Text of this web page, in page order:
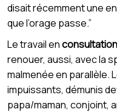
disait récemment une
que l’orage passe.”
Le travail en
renouer, aussi, avec la
malmenée en parallèle.
impuissants, démunis
papa/maman, conjoint,